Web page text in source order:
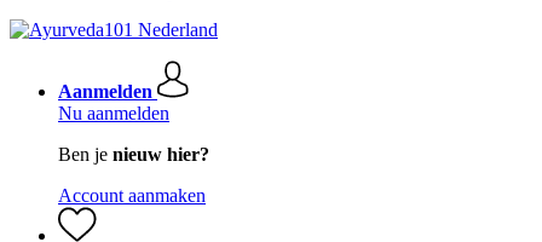
Aanmelden
Nu aanmelden
Ben je nieuw hier?
Account aanmaken